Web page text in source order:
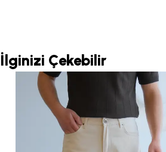
İlginizi Çekebilir